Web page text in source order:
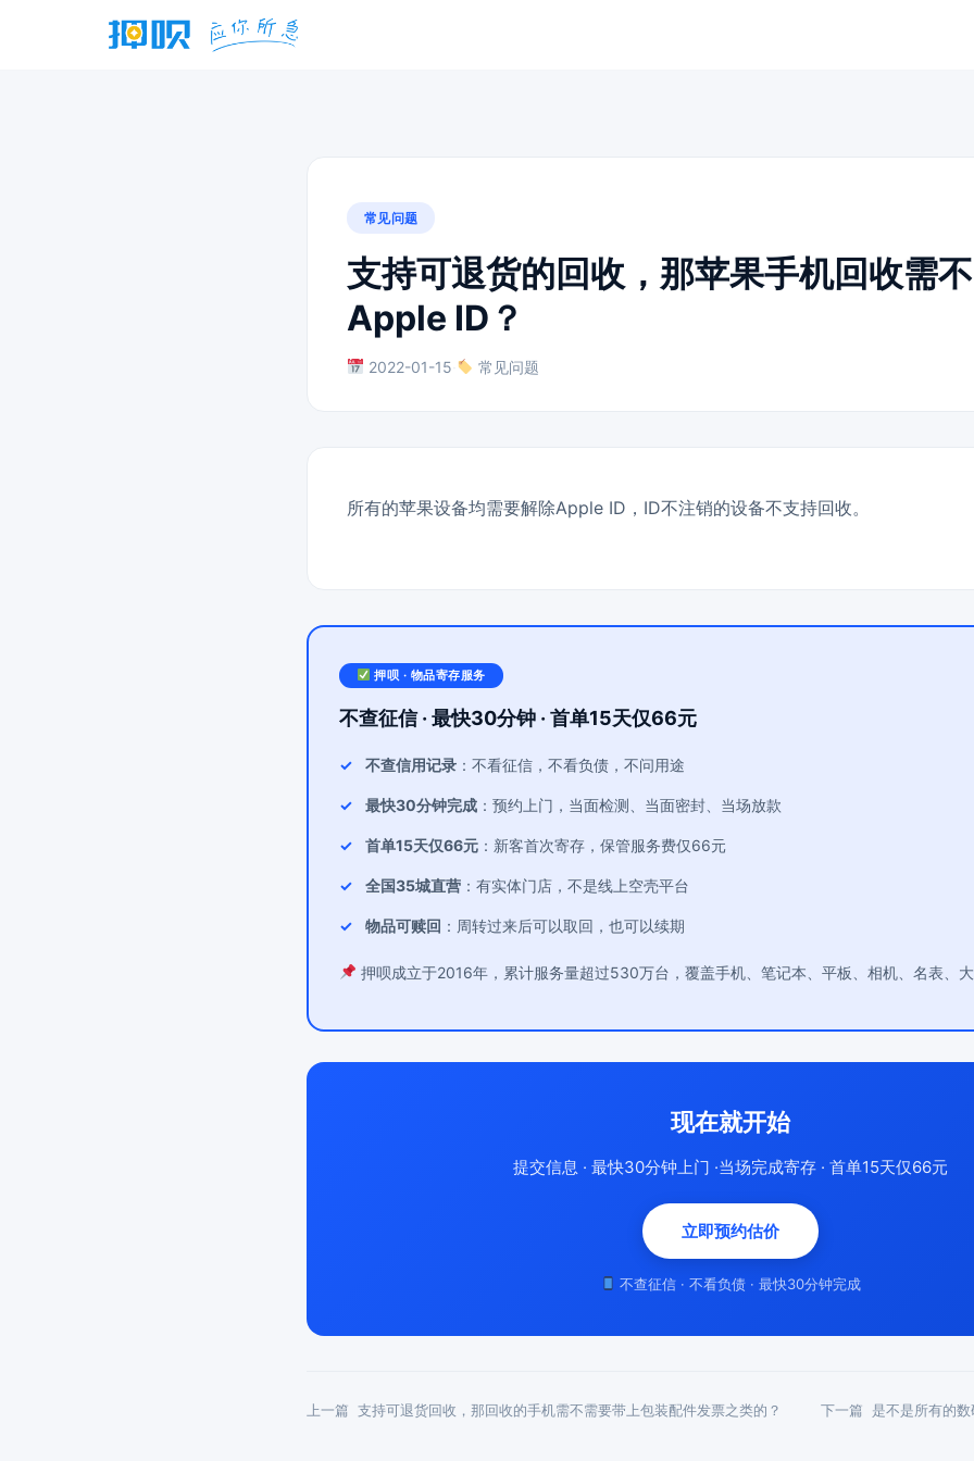
常见问题
支持可退货的回收，那苹果手机回收需
Apple ID？
2022-01-15 常见问题
所有的苹果设备均需要解除Apple ID，ID不注销的设备不支持回收。
押呗 · 物品寄存服务
不查征信 · 最快30分钟 · 首单15天仅66元
不查信用记录 ：不看征信，不看负债，不问用途
最快30分钟完成 ：预约上门，当面检测、当面密封、当场放款
首单15天仅66元 ：新客首次寄存，保管服务费仅66元
全国35城直营 ：有实体门店，不是线上空壳平台
物品可赎回 ：周转过来后可以取回，也可以续期
押呗成立于2016年，累计服务量超过530万台，覆盖手机、笔记本、平板、相机、名表、大
现在就开始
提交信息 · 最快30分钟上门 ·当场完成寄存 · 首单15天仅66元
立即预约估价
不查征信 · 不看负债 · 最快30分钟完成
上一篇 支持可退货回收，那回收的手机需不需要带上包装配件发票之类的？ 下一篇 是不是所有的